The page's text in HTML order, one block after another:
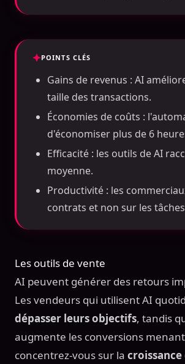
POINTS CLÉS
Gains de revenus : AI
taille des transactions.
Économies de coûts :
d'économiser plus de 6
Efficacité : les outils de AI
moyenne.
Productivité : les
contrats et non sur les
Les outils de vente
AI peuvent générer des retours
Les vendeurs qui utilisent AI
dépasser leurs objectifs, tandis
augmente les conversions
concentrez-vous sur la